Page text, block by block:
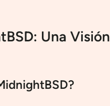
Una Visión